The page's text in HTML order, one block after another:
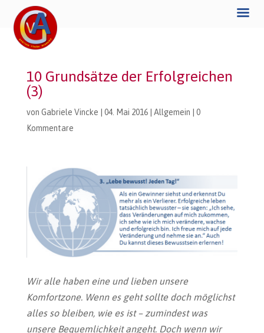
10 Grundsätze der Erfolgreichen
(3)
von Gabriele Vincke 04. Mai 2016| Allgemein
0
Kommentare
Wir alle haben eine und lieben unsere
Komfortzone. Wenn es geht sollte doch möglichst
alles so bleiben, wie es ist – zumindest was
unsere Bequemlichkeit angeht. Doch wenn wir